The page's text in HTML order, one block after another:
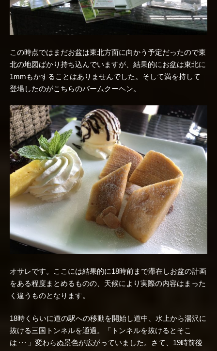
この時点ではまだお盆は東北方面に向かう予定だったので東
北の地図ばかり持ち込んでいますが、結果的にお盆は東北に
1mmもかすることはありませんでした。そして満を持して
登場したのがこちらのバームクーヘン。
オサレです。ここには結果的に18時前まで滞在しお盆の計画
をある程度まとめるものの、天候により実際の内容はまった
く違うものとなります。
18時くらいに道の駅への移動を開始し道中、水上から湯沢に
抜ける三国トンネルを通過。「トンネルを抜けるとそこ
は ・・・
」変わらぬ景色が広がっていました。さて、19時前後